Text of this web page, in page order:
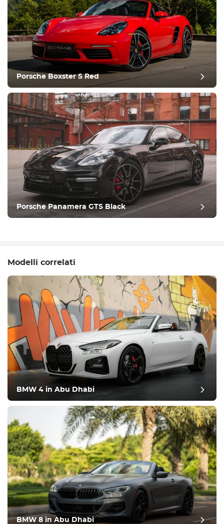
Porsche Boxster S Red
Porsche Panamera GTS Black
Modelli correlati
BMW 4 in Abu Dhabi
BMW 8 in Abu Dhabi